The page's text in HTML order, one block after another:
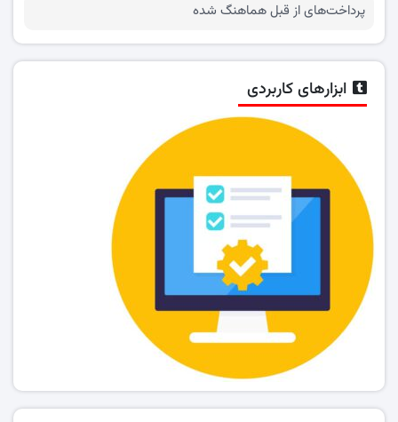
پرداخت‌های از قبل هماهنگ شده
ابزارهای کاربردی